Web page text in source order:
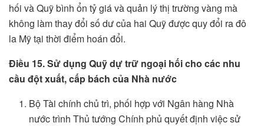
hối và Quỹ bình ổn tỷ giá và quản lý thị trường vàng mà
không làm thay đổi số dư của hai Quỹ được quy đổi ra đô
la Mỹ tại thời điểm hoán đổi.
Điều 15. Sử dụng Quỹ dự trữ ngoại hối cho các nhu
cầu đột xuất, cấp bách của Nhà nước
Bộ Tài chính chủ trì, phối hợp với Ngân hàng Nhà
nước trình Thủ tướng Chính phủ quyết định việc sử